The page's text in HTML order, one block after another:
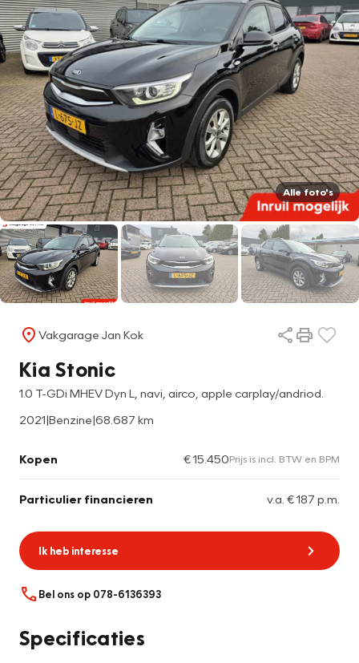
Alle foto's
Vakgarage Jan Kok
Kia Stonic
1.0 T-GDi MHEV Dyn L, navi, airco, apple carplay/andriod.
2021|Benzine|68.687 km
Kopen € 15.450Prijs is incl. BTW en BPM
Particulier financieren v.a. € 187 p.m.
Ik heb interesse
Bel ons op 078-6136393
Specificaties